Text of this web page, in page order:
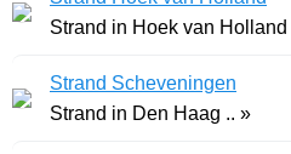
Strand in Hoek van Holland
Strand Scheveningen
Strand in Den Haag .. »